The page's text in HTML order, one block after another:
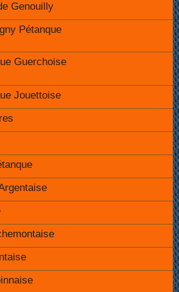
Genouilly
Pétanque
Guerchoise
Jouettoise